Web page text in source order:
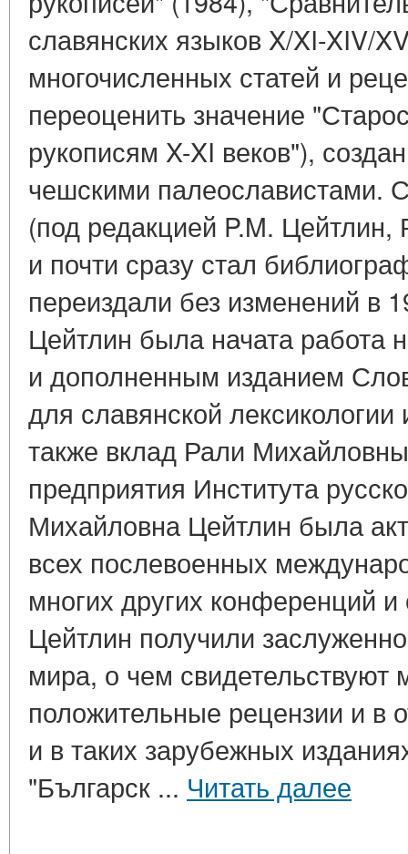
славянских языков X/XI-XIV/
многочисленных статей и
переоценить значение
рукописям X-XI веков"),
чешскими палеославистами.
(под редакцией P.M.
и почти сразу стал
переиздали без изменений в
Цейтлин была начата
и дополненным изданием
для славянской
также вклад Рали
предприятия Института
Михайловна Цейтлин была
всех послевоенных
многих других конференций
Цейтлин получили
мира, о чем свидетельствуют
положительные рецензии и в
и в таких зарубежных
"Българск ... Читать далее